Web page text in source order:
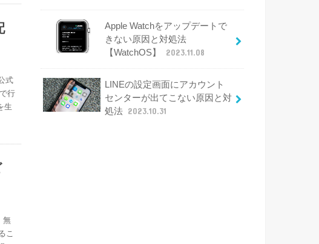
式
行
生
無
こ
Apple Watchをアップデートで
きない原因と対処法
【WatchOS】
2023.11.08
LINEの設定画面にアカウント
センターが出てこない原因と対
処法 2023.10.31